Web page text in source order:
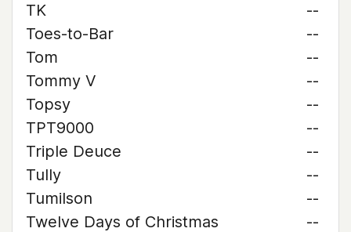
TK
--
Toes-to-Bar
--
Tom
--
Tommy V
--
Topsy
--
TPT9000
--
Triple Deuce
--
Tully
--
Tumilson
--
Twelve Days of Christmas
--